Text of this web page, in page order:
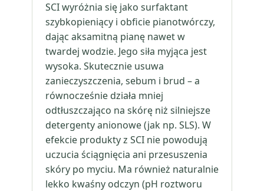
SCI wyróżnia się jako surfaktant
szybkopieniący i obficie pianotwórczy,
dając aksamitną pianę nawet w
twardej wodzie. Jego siła myjąca jest
wysoka. Skutecznie usuwa
zanieczyszczenia, sebum i brud – a
równocześnie działa mniej
odtłuszczająco na skórę niż silniejsze
detergenty anionowe (jak np. SLS). W
efekcie produkty z SCI nie powodują
uczucia ściągnięcia ani przesuszenia
skóry po myciu. Ma również naturalnie
lekko kwaśny odczyn (pH roztworu